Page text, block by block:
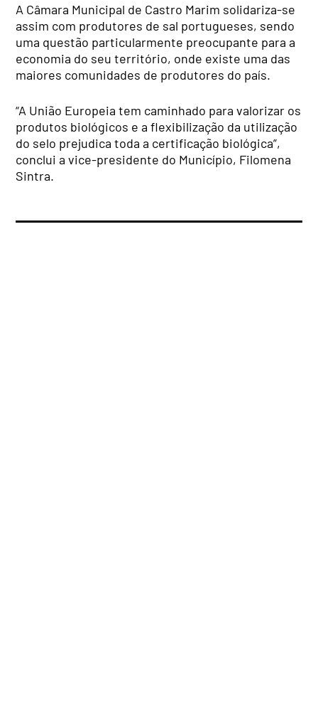
A Câmara Municipal de Castro Marim solidariza-se
assim com produtores de sal portugueses, sendo
uma questão particularmente preocupante para a
economia do seu território, onde existe uma das
maiores comunidades de produtores do país.
“A União Europeia tem caminhado para valorizar os
produtos biológicos e a flexibilização da utilização
do selo prejudica toda a certificação biológica”,
conclui a vice-presidente do Município, Filomena
Sintra.